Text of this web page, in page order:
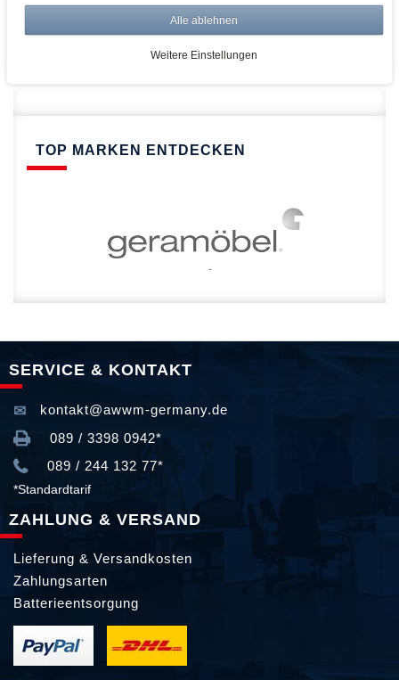
Über 20.000 Artikel
Schnelle Lieferung
TOP MARKEN ENTDECKEN
SERVICE & KONTAKT
kontakt@awwm-germany.de
089 / 3398 0942*
089 / 244 132 77*
*Standardtarif
ZAHLUNG & VERSAND
Lieferung & Versandkosten
Zahlungsarten
Batterieentsorgung
Alle ablehnen
Weitere Einstellungen